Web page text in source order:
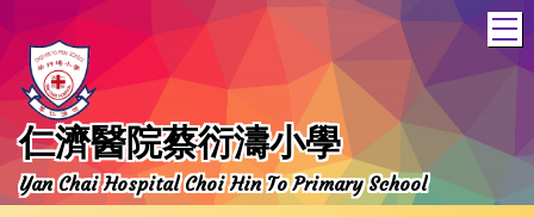
仁濟醫院蔡衍濤小學
Yan Chai Hospital Choi Hin To Primary School